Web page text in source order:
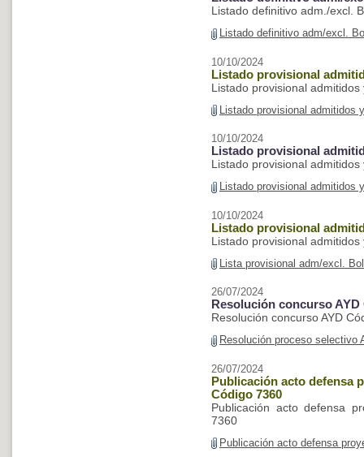
Listado definitivo adm./excl.
Listado definitivo adm/excl.
10/10/2024
Listado provisional
Listado provisional
Listado provisional admitidos
10/10/2024
Listado provisional
Listado provisional
Listado provisional admitidos
10/10/2024
Listado provisional
Listado provisional
Lista provisional adm/excl.
26/07/2024
Resolución concurso AYD
Resolución concurso AYD
Resolución proceso selectivo
26/07/2024
Publicación acto defensa
Código 7360
Publicación acto defensa
7360
Publicación acto defensa